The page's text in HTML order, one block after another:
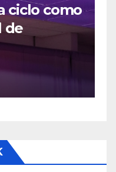
Obrador
por